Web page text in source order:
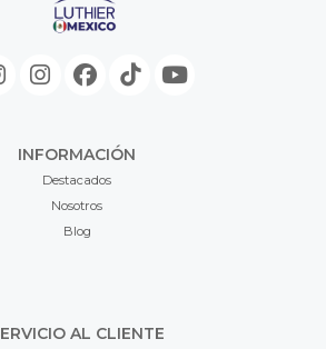
INFORMACIÓN
Destacados
Nosotros
Blog
AL CLIENTE